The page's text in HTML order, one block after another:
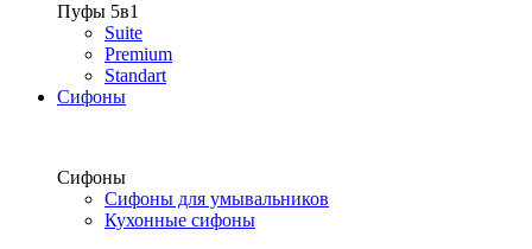
Пуфы 5в1
Suite
Premium
Standart
Сифоны
Сифоны
Сифоны для умывальников
Кухонные сифоны